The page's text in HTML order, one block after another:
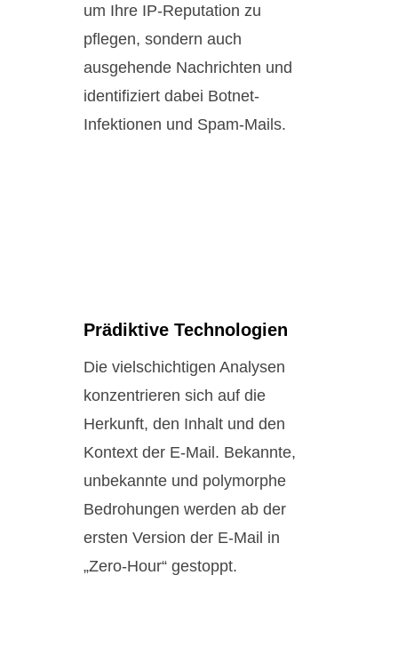
um Ihre IP-Reputation zu
pflegen, sondern auch
ausgehende Nachrichten und
identifiziert dabei Botnet-
Infektionen und Spam-Mails.
Prädiktive Technologien
Die vielschichtigen Analysen
konzentrieren sich auf die
Herkunft, den Inhalt und den
Kontext der E-Mail. Bekannte,
unbekannte und polymorphe
Bedrohungen werden ab der
ersten Version der E-Mail in
„Zero-Hour“ gestoppt.